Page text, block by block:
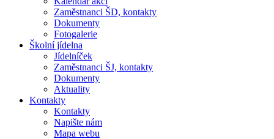
Zaměstnanci ŠD, kontakty
Dokumenty
Fotogalerie
Školní jídelna
Jídelníček
Zaměstnanci ŠJ, kontakty
Dokumenty
Aktuality
Kontakty
Kontakty
Napište nám
Mapa webu